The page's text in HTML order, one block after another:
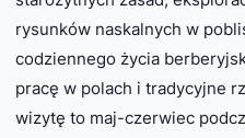
rysunków naskalnych w
codziennego życia
pracę w polach i tradycyjne
wizytę to maj-czerwiec